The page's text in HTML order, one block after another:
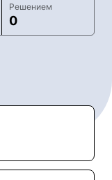
Решением
0